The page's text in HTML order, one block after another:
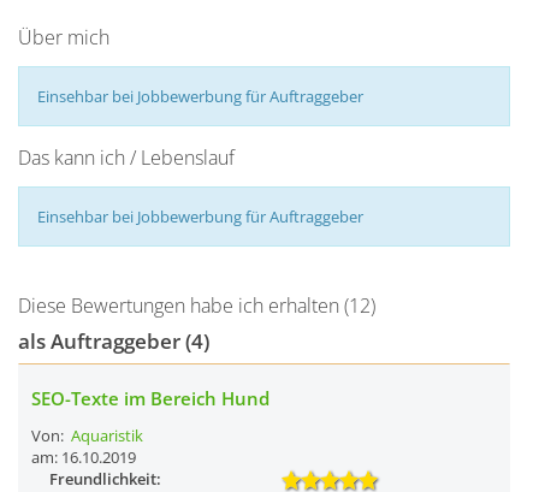
Über mich
Einsehbar bei Jobbewerbung für Auftraggeber
Das kann ich / Lebenslauf
Einsehbar bei Jobbewerbung für Auftraggeber
Diese Bewertungen habe ich erhalten (12)
als Auftraggeber (4)
SEO-Texte im Bereich Hund
Von: Aquaristik
am: 16.10.2019
Freundlichkeit: